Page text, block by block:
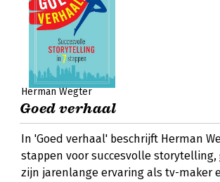
Herman Wegter
Goed verhaal
In 'Goed verhaal' beschrijft Herman
stappen voor succesvolle storytelling,
zijn jarenlange ervaring als tv-maker